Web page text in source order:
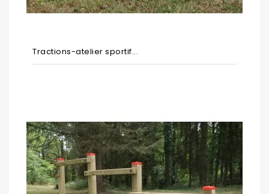
Tractions-atelier sportif...